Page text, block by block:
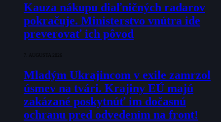
Kauza nákupu diaľničných radarov
pokračuje. Ministerstvo vnútra ide
preverovať ich pôvod
7. AUGUSTA 2026
Mladým Ukrajincom v exile zamrzol
úsmev na tvári. Krajiny EÚ majú
zakázané poskytnúť im dočasnú
ochranu pred odvedením na front!